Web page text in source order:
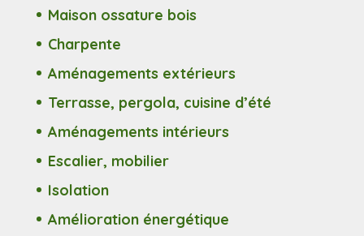
Maison ossature bois
Charpente
Aménagements extérieurs
Terrasse, pergola, cuisine d’été
Aménagements intérieurs
Escalier, mobilier
Isolation
Amélioration énergétique